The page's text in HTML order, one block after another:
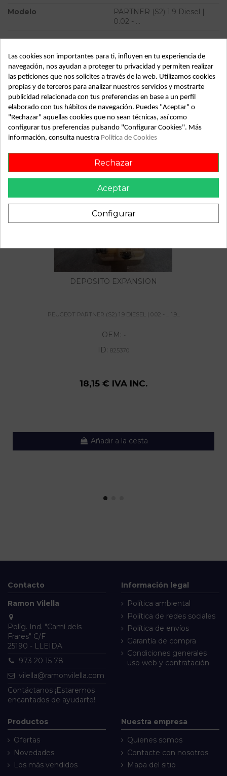
Modelo
PARTNER (S2) 1.9 Diesel |
0.02 - ...
Descripción
PEUGEOT PARTNER (S2) 1.9 DIESEL | 0.02 - ... 1.9 DIESEL |
0.02 - ... peugeot partner (s2) 1.9 diesel | 0.02 - ... del año
2002
También podría gustarte
DEPOSITO EXPANSION
PEUGEOT PARTNER (S2) 1.9 DIESEL | 0.02 - ... 1.9...
OEM: -
ID: 825370
18,15 € IVA INC.
Añadir a la cesta
Contacto
Ramon Vilella
Políg. Ind. "Camí dels
Frares" C/F
25190 - LLEIDA
973 20 15 78
vilella@ramonvilella.com
Contáctanos ¡Estaremos
encantados de ayudarte!
Información legal
Política ambiental
Política de redes sociales
Política de envíos
Garantía de compra
Condiciones generales
uso web y contratación
Productos
Ofertas
Novedades
Los más vendidos
Nuestra empresa
Quienes somos
Contacte con nosotros
Mapa del sitio
Las cookies son importantes para ti, influyen en tu experiencia de
navegación, nos ayudan a proteger tu privacidad y permiten realizar
las peticiones que nos solicites a través de la web. Utilizamos cookies
propias y de terceros para analizar nuestros servicios y mostrarte
publicidad relacionada con tus preferencias en base a un perfil
elaborado con tus hábitos de navegación. Puedes "Aceptar" o
"Rechazar" aquellas cookies que no sean técnicas, así como
configurar tus preferencias pulsando "Configurar Cookies". Más
información, consulta nuestra Política de Cookies
Rechazar
Aceptar
Configurar